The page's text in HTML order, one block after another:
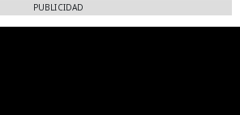
PUBLICIDAD